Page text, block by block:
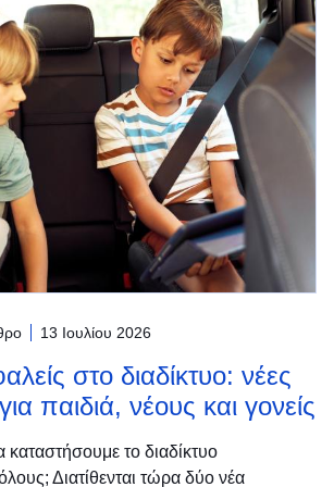
13 Ιουλίου 2026
στο διαδίκτυο: νέες
παιδιά, νέους και γονείς
το διαδίκτυο
Διατίθενται τώρα δύο νέα